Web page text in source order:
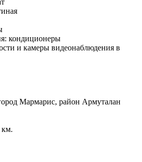
кондиционеры
и камеры видеонаблюдения в
Мармарис, район Армуталан
км.